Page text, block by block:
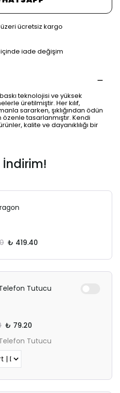
üzeri ücretsiz kargo
içinde iade değişim
teknolojisi ve yüksek
üretilmiştir. Her kılıf,
sararken, şıklığından ödün
özenle tasarlanmıştır. Kendi
kalite ve dayanıklılığı bir
İndirim!
₺ 419.40
Tutucu
₺ 79.20
Tutucu